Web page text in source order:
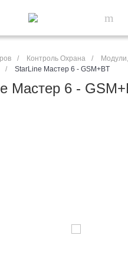
/ Контроль Охрана /
/ StarLine Мастер 6 - GSM+BT
Мастер 6 -